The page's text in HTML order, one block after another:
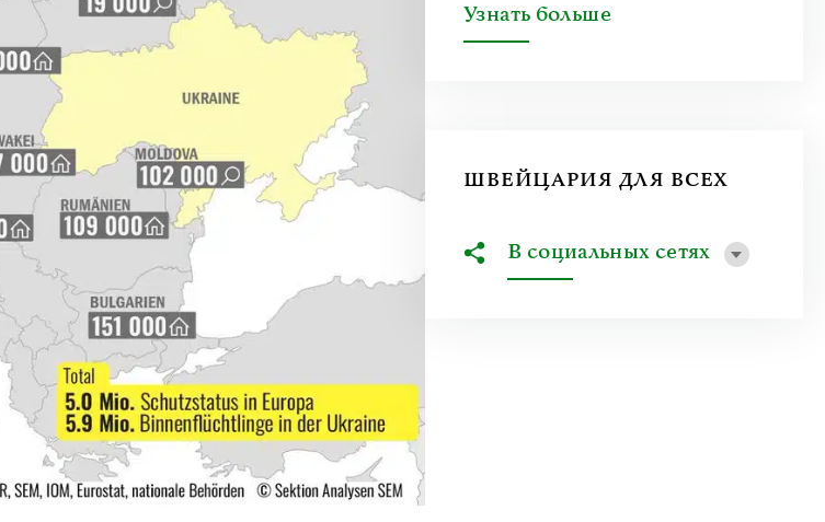
Узнать больше
ШВЕЙЦАРИЯ ДЛЯ ВСЕХ
В социальных сетях